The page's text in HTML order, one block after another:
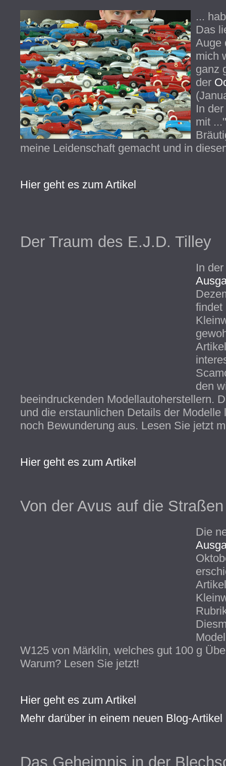
...
Das
Auge
mich
ganz
der
In
mit
meine Leidenschaft gemacht und in
Hier geht es zum Artikel
Der Traum des E.J.D. Tilley
In
findet
den
beeindruckenden Modellautoherstellern.
und die erstaunlichen Details der Modelle
noch Bewunderung aus. Lesen Sie jetzt
Hier geht es zum Artikel
Von der Avus auf die
Die
W125 von Märklin, welches gut 100 g
Warum? Lesen Sie jetzt!
Hier geht es zum Artikel
Mehr darüber in einem neuen Blog-Artikel
Das Geheimnis in der